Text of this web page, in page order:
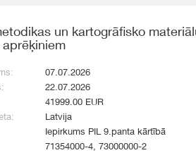
un kartogrāfisko
07.07.2026
22.07.2026
41999.00 EUR
Latvija
Iepirkums PIL 9.panta kārtībā
71354000-4, 73000000-2